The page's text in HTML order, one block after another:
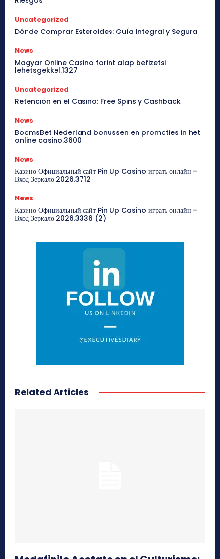
Uncategorized
Dónde Comprar Esteroides: Guía Integral y Segura
News
Magyar Online Casino forint alap befizetsi
lehetsgekkel.1327
Uncategorized
Retención en el Casino: Free Spins y Cashback
News
BoomsBet Nederland bonussen en promoties in het
online casino.3600
News
Казино Официальный сайт Pin Up Casino играть онлайн –
Вход Зеркало 2026.3712
News
Казино Официальный сайт Pin Up Casino играть онлайн –
Вход Зеркало 2026.3336 (2)
Related Articles